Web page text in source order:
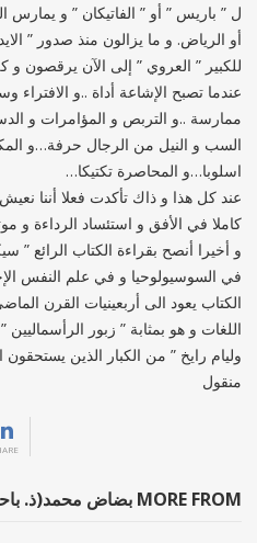
ل ” باريس ” أو ” الفاتيكان ” و يمارس
أو الرياض. و ما يزالون منذ صدور ”
للكبير ” العروي ” إلى الآن يرقصون و
عندما تصبح الإشاعة أداة ..و الافتراء
ممارسة ..و التربص و المؤامرات و
السب و النيل من الرجال حرفة…و
اسلوبا…و المحاصرة تكتيكا…
عند كل هذا و ذاك تأكدت فعلا أننا
كاملا في الأفق و استئساد الرداءة و
و أخيرا أنصح بقراءة الكتاب الرائع ”
في السوسيولوحيا و في علم النفس
الكتاب يعود الى أربعينيات القرن
اللغات و هو بمثابة ” زبور
وليام رايخ ” من الكبار الذين يستحقون
منقول
MORE FROM بضاض محمد(ذ. باحث)PR.BADADE MED